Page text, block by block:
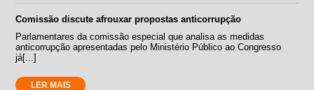
Comissão discute afrouxar propostas anticorrupção
Parlamentares da comissão especial que analisa as medidas
anticorrupção apresentadas pelo Ministério Público ao Congresso
já[...]
LER MAIS